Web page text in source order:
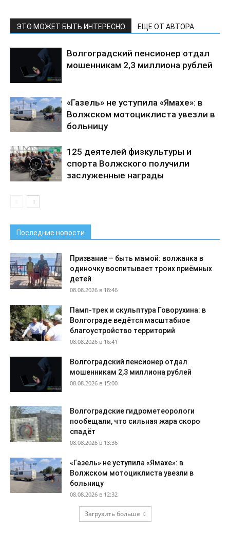
ЭТО МОЖЕТ БЫТЬ ИНТЕРЕСНО ЕЩЕ ОТ АВТОРА
Волгоградский пенсионер отдал
мошенникам 2,3 миллиона рублей
«Газель» не уступила «Ямахе»: в
Волжском мотоциклиста увезли в
больницу
125 деятелей физкультуры и
спорта Волжского получили
заслуженные награды
Последние новости
Призвание – быть мамой: волжанка в
одиночку воспитывает троих приёмных
детей
08.08.2026 в 18:46
Памп-трек и скульптура Говорухина: в
Волгограде ведётся масштабное
благоустройство территорий
08.08.2026 в 16:41
Волгоградский пенсионер отдал
мошенникам 2,3 миллиона рублей
08.08.2026 в 15:00
Волгоградские гидрометеорологи
пообещали, что сильная жара скоро
спадёт
08.08.2026 в 13:36
«Газель» не уступила «Ямахе»: в
Волжском мотоциклиста увезли в
больницу
08.08.2026 в 12:32
Загрузить больше